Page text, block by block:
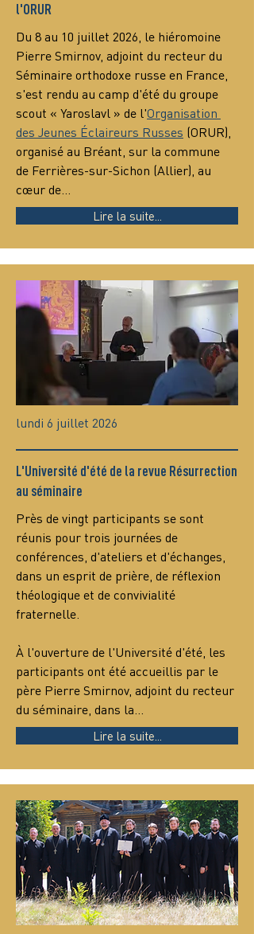
l'ORUR
Du 8 au 10 juillet 2026, le hiéromoine
Pierre Smirnov, adjoint du recteur du
Séminaire orthodoxe russe en France,
s'est rendu au camp d'été du groupe
scout « Yaroslavl » de l'Organisation
des Jeunes Éclaireurs Russes (ORUR),
organisé au Bréant, sur la commune
de Ferrières-sur-Sichon (Allier), au
cœur de…
Lire la suite...
lundi 6 juillet 2026
L'Université d'été de la revue Résurrection
au séminaire
Près de vingt participants se sont
réunis pour trois journées de
conférences, d'ateliers et d'échanges,
dans un esprit de prière, de réflexion
théologique et de convivialité
fraternelle.
À l'ouverture de l'Université d'été, les
participants ont été accueillis par le
père Pierre Smirnov, adjoint du recteur
du séminaire, dans la…
Lire la suite...